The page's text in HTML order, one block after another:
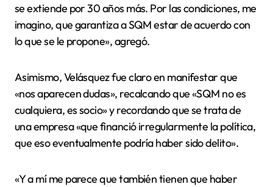
se extiende por 30 años más. Por las condiciones, me
imagino, que garantiza a SQM estar de acuerdo con
lo que se le propone», agregó.
Asimismo, Velásquez fue claro en manifestar que
«nos aparecen dudas», recalcando que «SQM no es
cualquiera, es socio» y recordando que se trata de
una empresa «que financió irregularmente la política,
que eso eventualmente podría haber sido delito».
«Y a mí me parece que también tienen que haber